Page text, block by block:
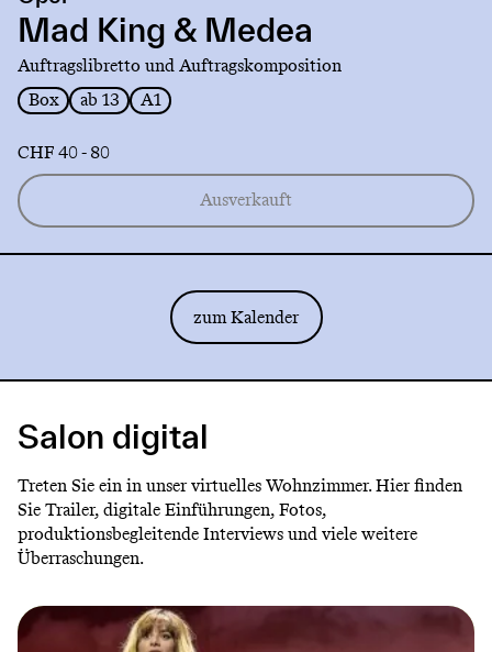
King
Medea
Mad King & Medea
Auftragslibretto und Auftragskomposition
Box
ab 13 A1
CHF 40 - 80
Ausverkauft
zum Kalender
Salon digital
Treten Sie ein in unser virtuelles Wohnzimmer. Hier finden
Sie Trailer, digitale Einführungen, Fotos,
produktionsbegleitende Interviews und viele weitere
Überraschungen.